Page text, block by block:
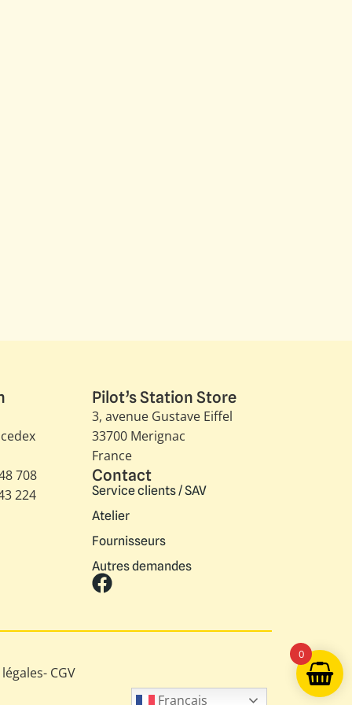
708
224
Pilot’s Station Store
3, avenue Gustave Eiffel​
33700 Merignac
France
Contact
Service clients / SAV
Atelier
Fournisseurs
Autres demandes
- CGV
Français
0